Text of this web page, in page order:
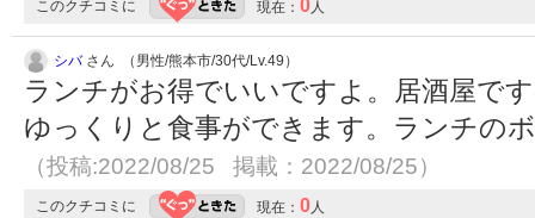
このクチコミに 現在： 0人
シバさん （男性/熊本市/30代/Lv.49）
ランチがお得でいいですよ。居酒屋で
ゆっくりと食事ができます。ランチの
（投稿:2022/08/25 掲載：2022/08/25）
このクチコミに 現在： 0人